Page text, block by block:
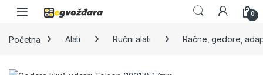
Skip to navigation
Skip to content
0
Početna Alati Ručni alati Račne, gedore,